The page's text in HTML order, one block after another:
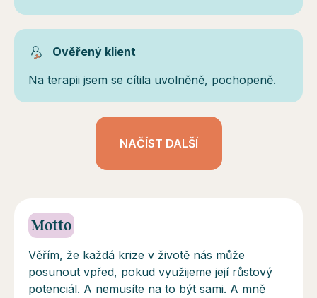
Ověřený klient
Na terapii jsem se cítila uvolněně, pochopeně.
NAČÍST DALŠÍ
Motto
Věřím, že každá krize v životě nás může
posunout vpřed, pokud využijeme její růstový
potenciál. A nemusíte na to být sami. A mně